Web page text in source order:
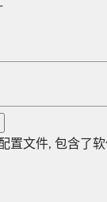
置文件, 包含了